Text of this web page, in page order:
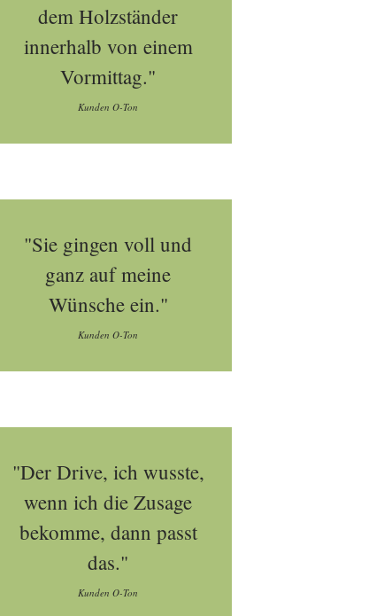
dem Holzständer
innerhalb von einem
Vormittag."
Kunden O-Ton
"Sie gingen voll und
ganz auf meine
Wünsche ein."
Kunden O-Ton
"Der Drive, ich wusste,
wenn ich die Zusage
bekomme, dann passt
das."
Kunden O-Ton